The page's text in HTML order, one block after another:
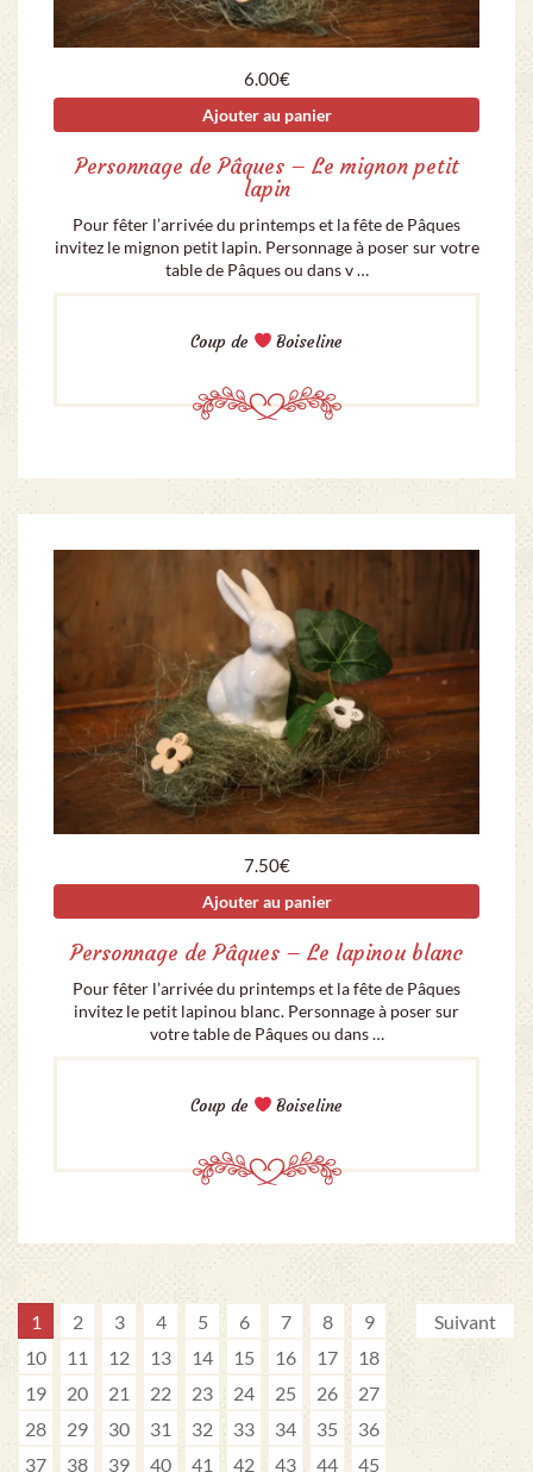
6.00€
Ajouter au panier
Personnage de Pâques – Le mignon petit
lapin
Pour fêter l’arrivée du printemps et la fête de Pâques
invitez le mignon petit lapin. Personnage à poser sur votre
table de Pâques ou dans v …
Coup de Boiseline
7.50€
Ajouter au panier
Personnage de Pâques – Le lapinou blanc
Pour fêter l’arrivée du printemps et la fête de Pâques
invitez le petit lapinou blanc. Personnage à poser sur
votre table de Pâques ou dans …
Coup de Boiseline
1 2 3 4 5 6 7 8
9
10
11 12 13 14 15 16 17
18
19
20 21 22 23 24 25 26
27
28
29 30 31 32 33 34 35
36
37
38 39 40 41 42 43 44
45
Suivant